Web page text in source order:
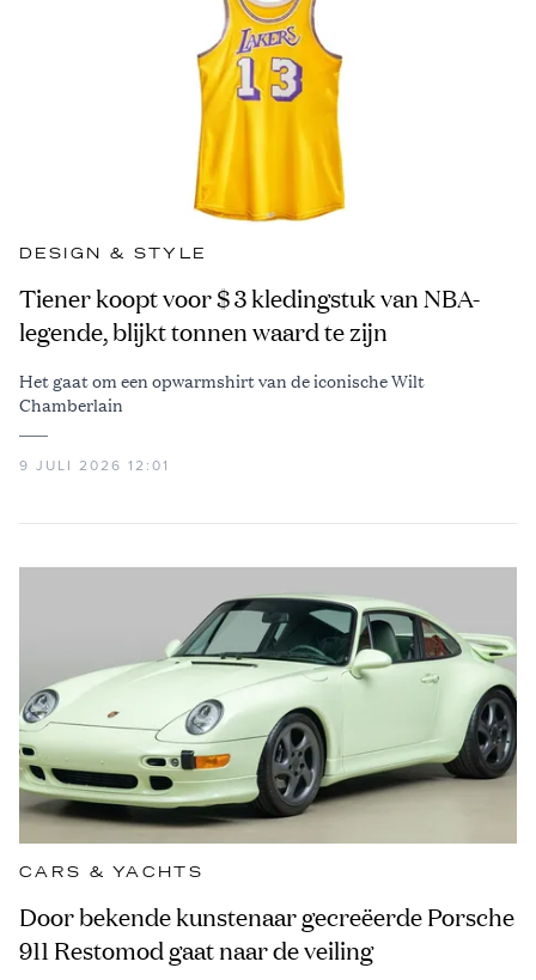
DESIGN & STYLE
Tiener koopt voor $ 3 kledingstuk van NBA-
legende, blijkt tonnen waard te zijn
Het gaat om een opwarmshirt van de iconische Wilt
Chamberlain
9 JULI 2026 12:01
CARS & YACHTS
Door bekende kunstenaar gecreëerde Porsche
911 Restomod gaat naar de veiling